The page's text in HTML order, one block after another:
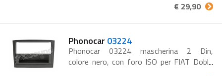
Strumenti DJ e Home Cinema
€ 29,90
Phonocar 03224
Phonocar 03224 mascherina 2 Din,
colore nero, con foro ISO per FIAT Doblò